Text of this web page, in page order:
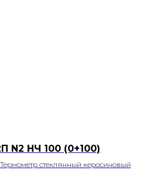
N2 НЧ 100 (0+100)
стеклянный керосиновый